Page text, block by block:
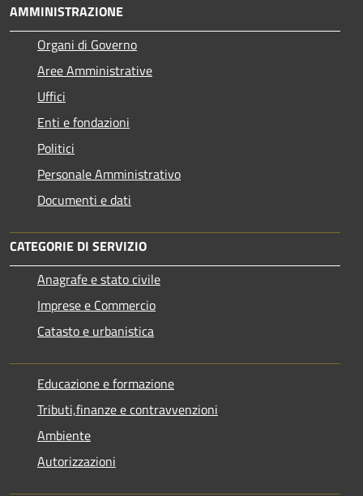
AMMINISTRAZIONE
Organi di Governo
Aree Amministrative
Uffici
Enti e fondazioni
Politici
Personale Amministrativo
Documenti e dati
CATEGORIE DI SERVIZIO
Anagrafe e stato civile
Imprese e Commercio
Catasto e urbanistica
Educazione e formazione
Tributi,finanze e contravvenzioni
Ambiente
Autorizzazioni